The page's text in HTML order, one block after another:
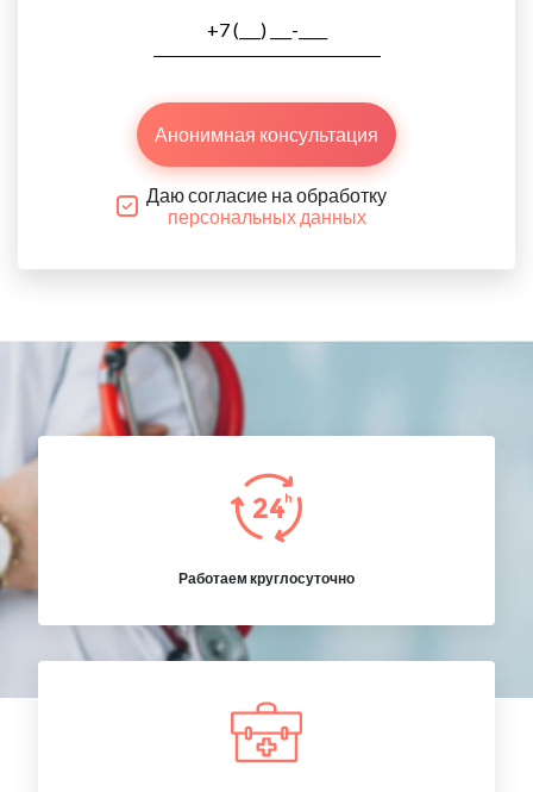
Анонимная консультация
Даю согласие на обработку
персональных данных
Работаем круглосуточно